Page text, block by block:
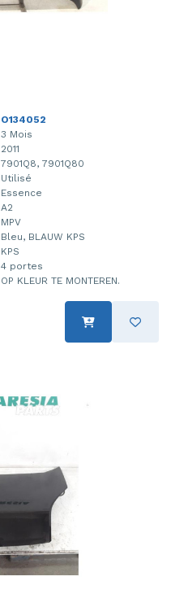
O134052
3 Mois
2011
7901Q8, 7901Q80
Utilisé
Essence
A2
MPV
Bleu, BLAUW KPS
KPS
4 portes
OP KLEUR TE MONTEREN.